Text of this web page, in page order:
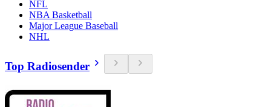
NFL
NBA Basketball
Major League Baseball
NHL
Top Radiosender